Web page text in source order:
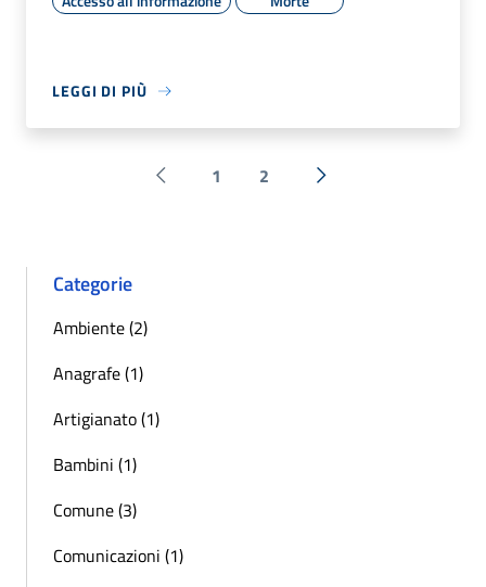
LEGGI DI PIÙ
Pagina precedente
1 2 Successiva »
Categorie
Ambiente (2)
Anagrafe (1)
Artigianato (1)
Bambini (1)
Comune (3)
Comunicazioni (1)